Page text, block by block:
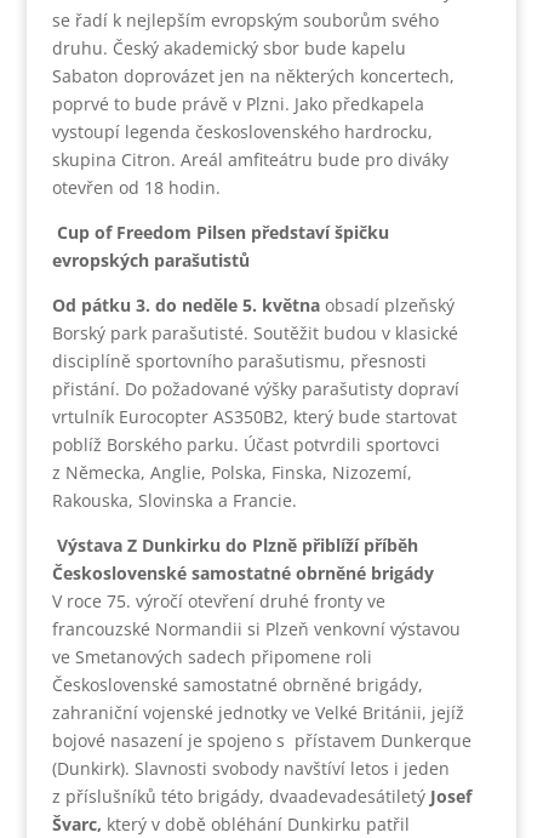
se řadí k nejlepším evropským souborům svého
druhu. Český akademický sbor bude kapelu
Sabaton doprovázet jen na některých koncertech,
poprvé to bude právě v Plzni. Jako předkapela
vystoupí legenda československého hardrocku,
skupina Citron. Areál amfiteátru bude pro diváky
otevřen od 18 hodin.
Cup of Freedom Pilsen představí špičku
evropských parašutistů
Od pátku 3. do neděle 5. květnaobsadí plzeňský
Borský park parašutisté. Soutěžit budou v klasické
disciplíně sportovního parašutismu, přesnosti
přistání. Do požadované výšky parašutisty dopraví
vrtulník Eurocopter AS350B2, který bude startovat
poblíž Borského parku. Účast potvrdili sportovci
z Německa, Anglie, Polska, Finska, Nizozemí,
Rakouska, Slovinska a Francie.
Výstava Z Dunkirku do Plzně přiblíží příběh
Československé samostatné obrněné brigády
V roce 75. výročí otevření druhé fronty ve
francouzské Normandii si Plzeň venkovní výstavou
ve Smetanových sadech připomene roli
Československé samostatné obrněné brigády,
zahraniční vojenské jednotky ve Velké Británii, jejíž
bojové nasazení je spojeno s přístavem Dunkerque
(Dunkirk). Slavnosti svobody navštíví letos i jeden
z příslušníků této brigády, dvaadevadesátiletý Josef
Švarc, který v době obléhání Dunkirku patřil